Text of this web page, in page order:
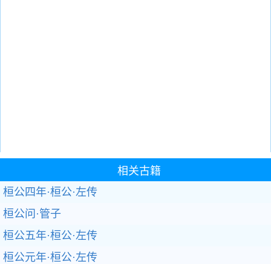
相关古籍
桓公四年·桓公·左传
桓公问·管子
桓公五年·桓公·左传
桓公元年·桓公·左传